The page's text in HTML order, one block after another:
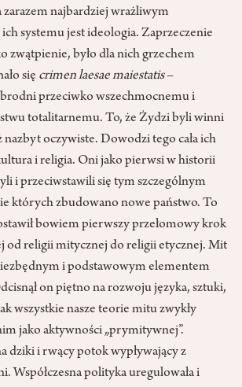
zarazem najbardziej wrażliwym
systemu jest ideologia. Zaprzeczenie
zwątpienie, było dla nich grzechem
się crimen laesae maiestatis–
przeciwko wszechmocnemu i
totalitarnemu. To, że Żydzi byli winni
nazbyt oczywiste. Dowodzi tego cała ich
i religia. Oni jako pierwsi w historii
i przeciwstawili się tym szczególnym
których zbudowano nowe państwo. To
bowiem pierwszy przełomowy krok
od religii mitycznej do religii etycznej. Mit
i podstawowym elementem
on piętno na rozwoju języka, sztuki,
wszystkie nasze teorie mitu zwykły
jako aktywności „prymitywnej”.
dziki i rwący potok wypływający z
Współczesna polityka uregulowała i